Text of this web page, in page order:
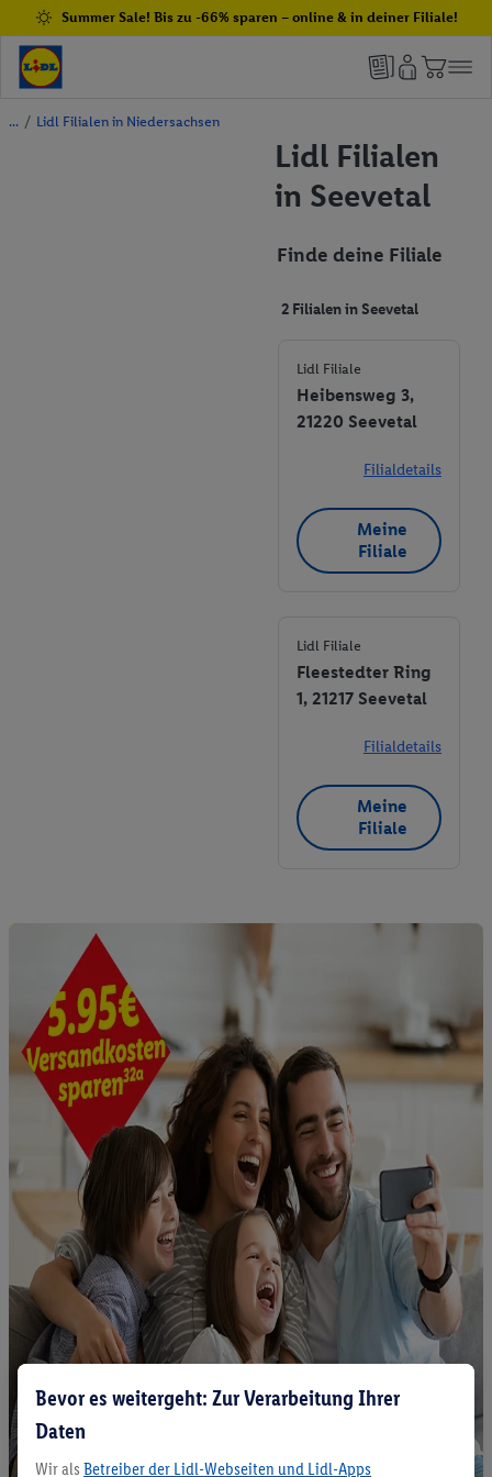
Summer Sale! Bis zu -66% sparen – online & in deiner Filiale!
/ Lidl Filialen in Niedersachsen
Lidl Filialen
in Seevetal
Finde deine Filiale
2 Filialen in Seevetal
Lidl Filiale
Heibensweg 3,
21220 Seevetal
Filialdetails
Meine
Filiale
Lidl Filiale
Fleestedter Ring
1, 21217 Seevetal
Filialdetails
Meine
Filiale
Bevor es weitergeht: Zur Verarbeitung Ihrer
Daten
Wir als Betreiber der Lidl-Webseiten und Lidl-Apps